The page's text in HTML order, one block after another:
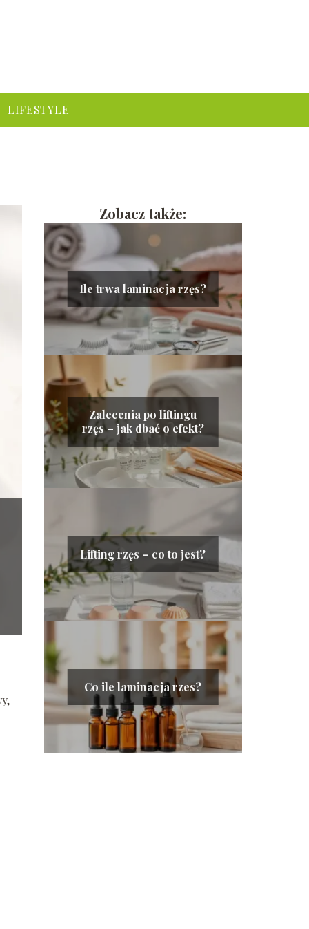
LIFESTYLE
Zobacz także:
Ile trwa laminacja rzęs?
Zalecenia po liftingu
rzęs – jak dbać o efekt?
Lifting rzęs – co to jest?
Co ile laminacja rzes?